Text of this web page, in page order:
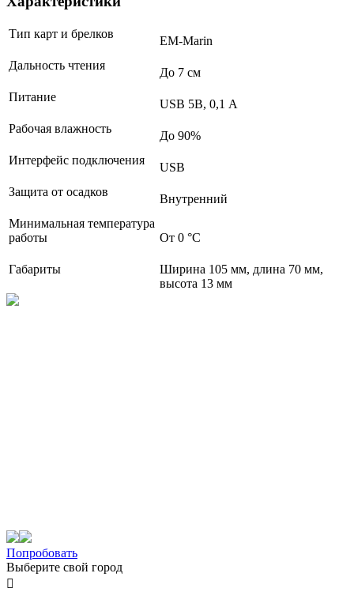
Тип карт и брелков
EM-Marin
Дальность чтения
До 7 см
Питание
USB 5В, 0,1 А
Рабочая влажность
До 90%
Интерфейс подключения
USB
Защита от осадков
Внутренний
Минимальная температура
работы
От 0 °С
Габариты
Ширина 105 мм, длина 70 мм,
высота 13 мм
Попробовать
Выберите свой город
